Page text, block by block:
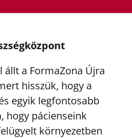
a FormaZona Újra
hisszük, hogy a
egyik legfontosabb
hogy pácienseink
környezetben